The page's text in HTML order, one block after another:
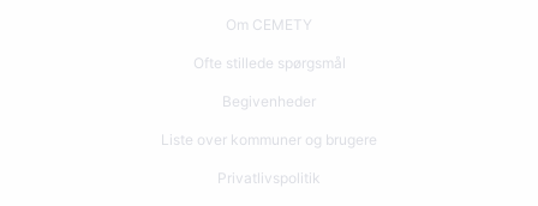
Om CEMETY
Ofte stillede spørgsmål
Begivenheder
Liste over kommuner og brugere
Privatlivspolitik